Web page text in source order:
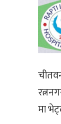
मा